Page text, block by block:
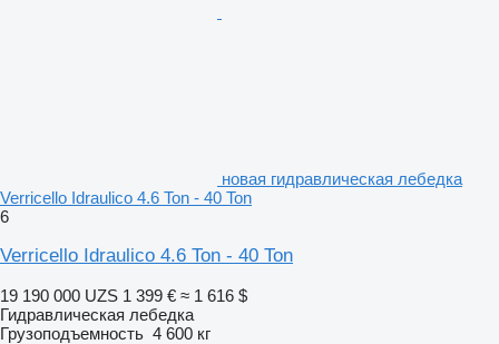
новая гидравлическая лебедка
Verricello Idraulico 4.6 Ton - 40 Ton
6
Verricello Idraulico 4.6 Ton - 40 Ton
19 190 000 UZS 1 399 € ≈ 1 616 $
Гидравлическая лебедка
Грузоподъемность 4 600 кг